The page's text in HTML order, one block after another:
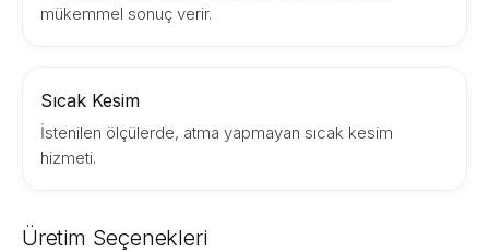
mükemmel sonuç verir.
Sıcak Kesim
İstenilen ölçülerde, atma yapmayan sıcak kesim
hizmeti.
Üretim Seçenekleri